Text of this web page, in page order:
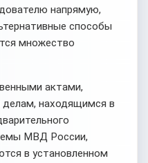
напрямую,
способы
множество
актами,
делам, находящимся в
МВД России,
в установленном